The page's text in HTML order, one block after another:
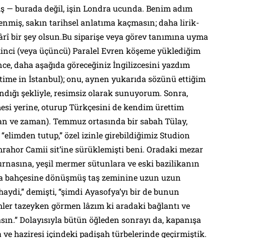
— burada değil, işin Londra ucunda. Benim adım
sakın tarihsel anlatıma kaçmasın; daha lirik-
bir şey olsun.Bu siparişe veya görev tanımına uyma
(veya üçüncü)Paralel Evren köşeme yüklediğim
daha aşağıda göreceğiniz İngilizcesini yazdım
in İstanbul); onu, aynen yukarıda sözünü ettiğim
şekliyle, resimsiz olarak sunuyorum. Sonra,
yerine, oturup Türkçesini de kendim ürettim
ve zaman). Temmuz ortasında bir sabah Tülay,
tutup,” özel izinle girebildiğimiz Studion
Camii sit’ine sürüklemişti beni. Oradaki mezar
yeşil mermer sütunlara ve eski bazilikanın
bahçesine dönüşmüş taş zeminine uzun uzun
demişti, “şimdi Ayasofya’yı bir de bunun
tazeyken görmen lâzım ki aradaki bağlantı ve
Dolayısıyla bütün öğleden sonrayı da, kapanışa
ve haziresi içindeki padişah türbelerinde geçirmiştik.